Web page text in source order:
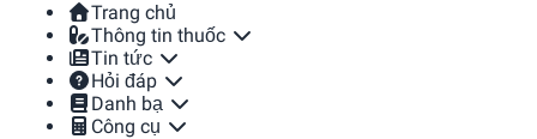
Trang chủ
Thông tin thuốc
Tin tức
Hỏi đáp
Danh bạ
Công cụ